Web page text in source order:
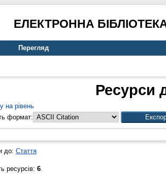
ЕЛЕКТРОННА
Перегляд
Ресурси
на рівень
формат:
до: Стаття
ресурсів: 6.